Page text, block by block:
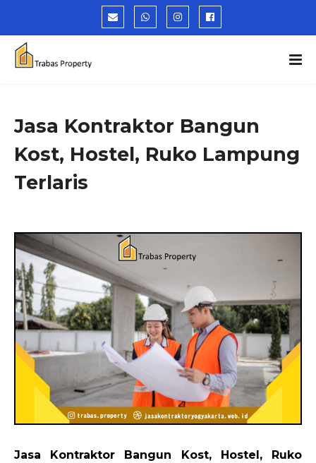
Jasa Kontraktor Bangun
Kost, Hostel, Ruko Lampung
Terlaris
Jasa Kontraktor Bangun Kost, Hostel, Ruko